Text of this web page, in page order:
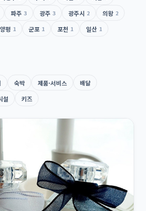
파주 3 광주 3 광주시 2 의왕 2
양평 1 군포 1 포천 1 일산 1
숙박 제품·서비스
배달
설 키즈